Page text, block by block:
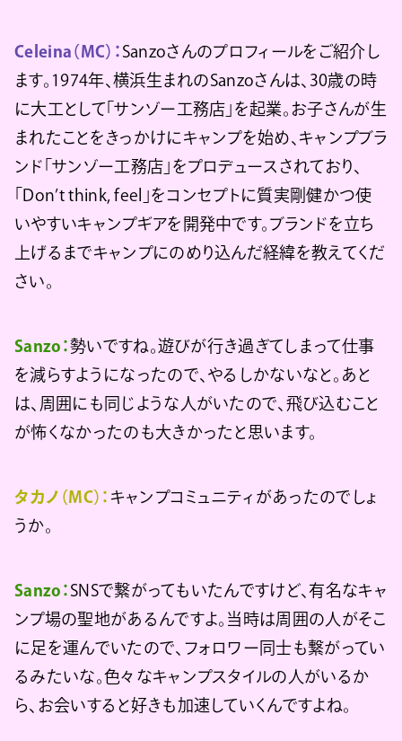
Celeina（MC）： Sanzoさんのプロフィールをご紹介し
ます。1974年、横浜生まれのSanzoさんは、30歳の時
に大工として「サンゾー工務店」を起業。お子さんが生
まれたことをきっかけにキャンプを始め、キャンプブラ
ンド「サンゾー工務店」をプロデュースされており、
「Don’t think, feel」をコンセプトに質実剛健かつ使
いやすいキャンプギアを開発中です。ブランドを立ち
上げるまでキャンプにのめり込んだ経緯を教えてくだ
さい。
Sanzo：勢いですね。遊びが行き過ぎてしまって仕事
を減らすようになったので、やるしかないなと。あと
は、周囲にも同じような人がいたので、飛び込むこと
が怖くなかったのも大きかったと思います。
タカノ（MC）： キャンプコミュニティがあったのでしょ
うか。
Sanzo： SNSで繋がってもいたんですけど、有名なキャ
ンプ場の聖地があるんですよ。当時は周囲の人がそこ
に足を運んでいたので、フォロワー同士も繋がってい
るみたいな。色々なキャンプスタイルの人がいるか
ら、お会いすると好きも加速していくんですよね。